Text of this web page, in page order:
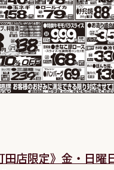
田店限定》金・日曜